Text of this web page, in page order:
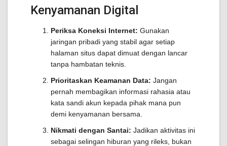
Kenyamanan Digital
Periksa Koneksi Internet: Gunakan
jaringan pribadi yang stabil agar setiap
halaman situs dapat dimuat dengan lancar
tanpa hambatan teknis.
Prioritaskan Keamanan Data: Jangan
pernah membagikan informasi rahasia atau
kata sandi akun kepada pihak mana pun
demi kenyamanan bersama.
Nikmati dengan Santai: Jadikan aktivitas ini
sebagai selingan hiburan yang rileks, bukan